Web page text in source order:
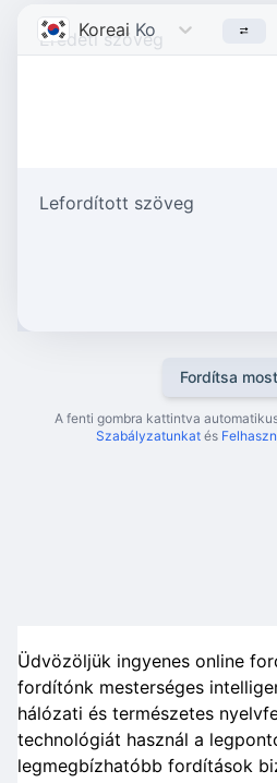
Koreai Korean
Lefordított szöveg
Fordítsa most
A fenti gombra kattintva
Szabályzatunkat és
Üdvözöljük ingyenes online
fordítónk mesterséges
hálózati és természetes
technológiát használ a
legmegbízhatóbb fordítások